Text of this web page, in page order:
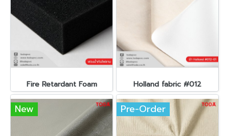
Fire Retardant Foam Holland fabric #012
New Pre-Order